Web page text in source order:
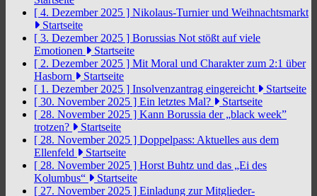
[ 4. Dezember 2025 ] Nikolaus-Turnier und Weihnachtsmarkt
Startseite
[ 3. Dezember 2025 ] Borussias Not stößt auf viele
Emotionen
Startseite
[ 2. Dezember 2025 ] Mit Moral und Charakter zum 2:1 über
Hasborn
Startseite
[ 1. Dezember 2025 ] Insolvenzantrag eingereicht
Startseite
[ 30. November 2025 ] Ein letztes Mal?
Startseite
[ 28. November 2025 ] Kann Borussia der „black week”
trotzen?
Startseite
[ 28. November 2025 ] Doppelpass: Aktuelles aus dem
Ellenfeld
Startseite
[ 28. November 2025 ] Horst Buhtz und das „Ei des
Kolumbus“
Startseite
[ 27. November 2025 ] Einladung zur Mitglieder-